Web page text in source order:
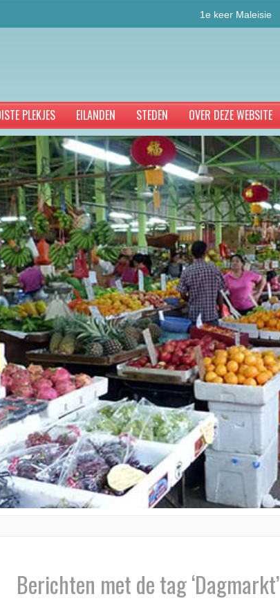
1e keer Maleisie
PLEKJES EILANDEN STEDEN OVER DEZE WEBSITE
Berichten met de tag ‘Dagmarkt’